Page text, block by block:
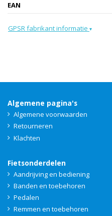
EAN
GPSR fabrikant informatie ▾
Algemene pagina's
Algemene voorwaarden
Retourneren
Klachten
Fietsonderdelen
Aandrijving en bediening
Banden en toebehoren
Pedalen
Remmen en toebehoren